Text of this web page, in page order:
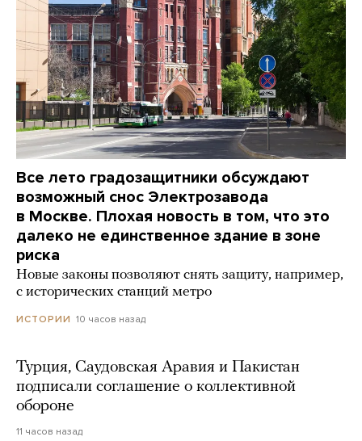
Все лето градозащитники обсуждают
возможный снос Электрозавода
в Москве. Плохая новость в том, что это
далеко не единственное здание в зоне
риска
Новые законы позволяют снять защиту, например,
с исторических станций метро
ИСТОРИИ 10 часов назад
Турция, Саудовская Аравия и Пакистан
подписали соглашение о коллективной
обороне
11 часов назад